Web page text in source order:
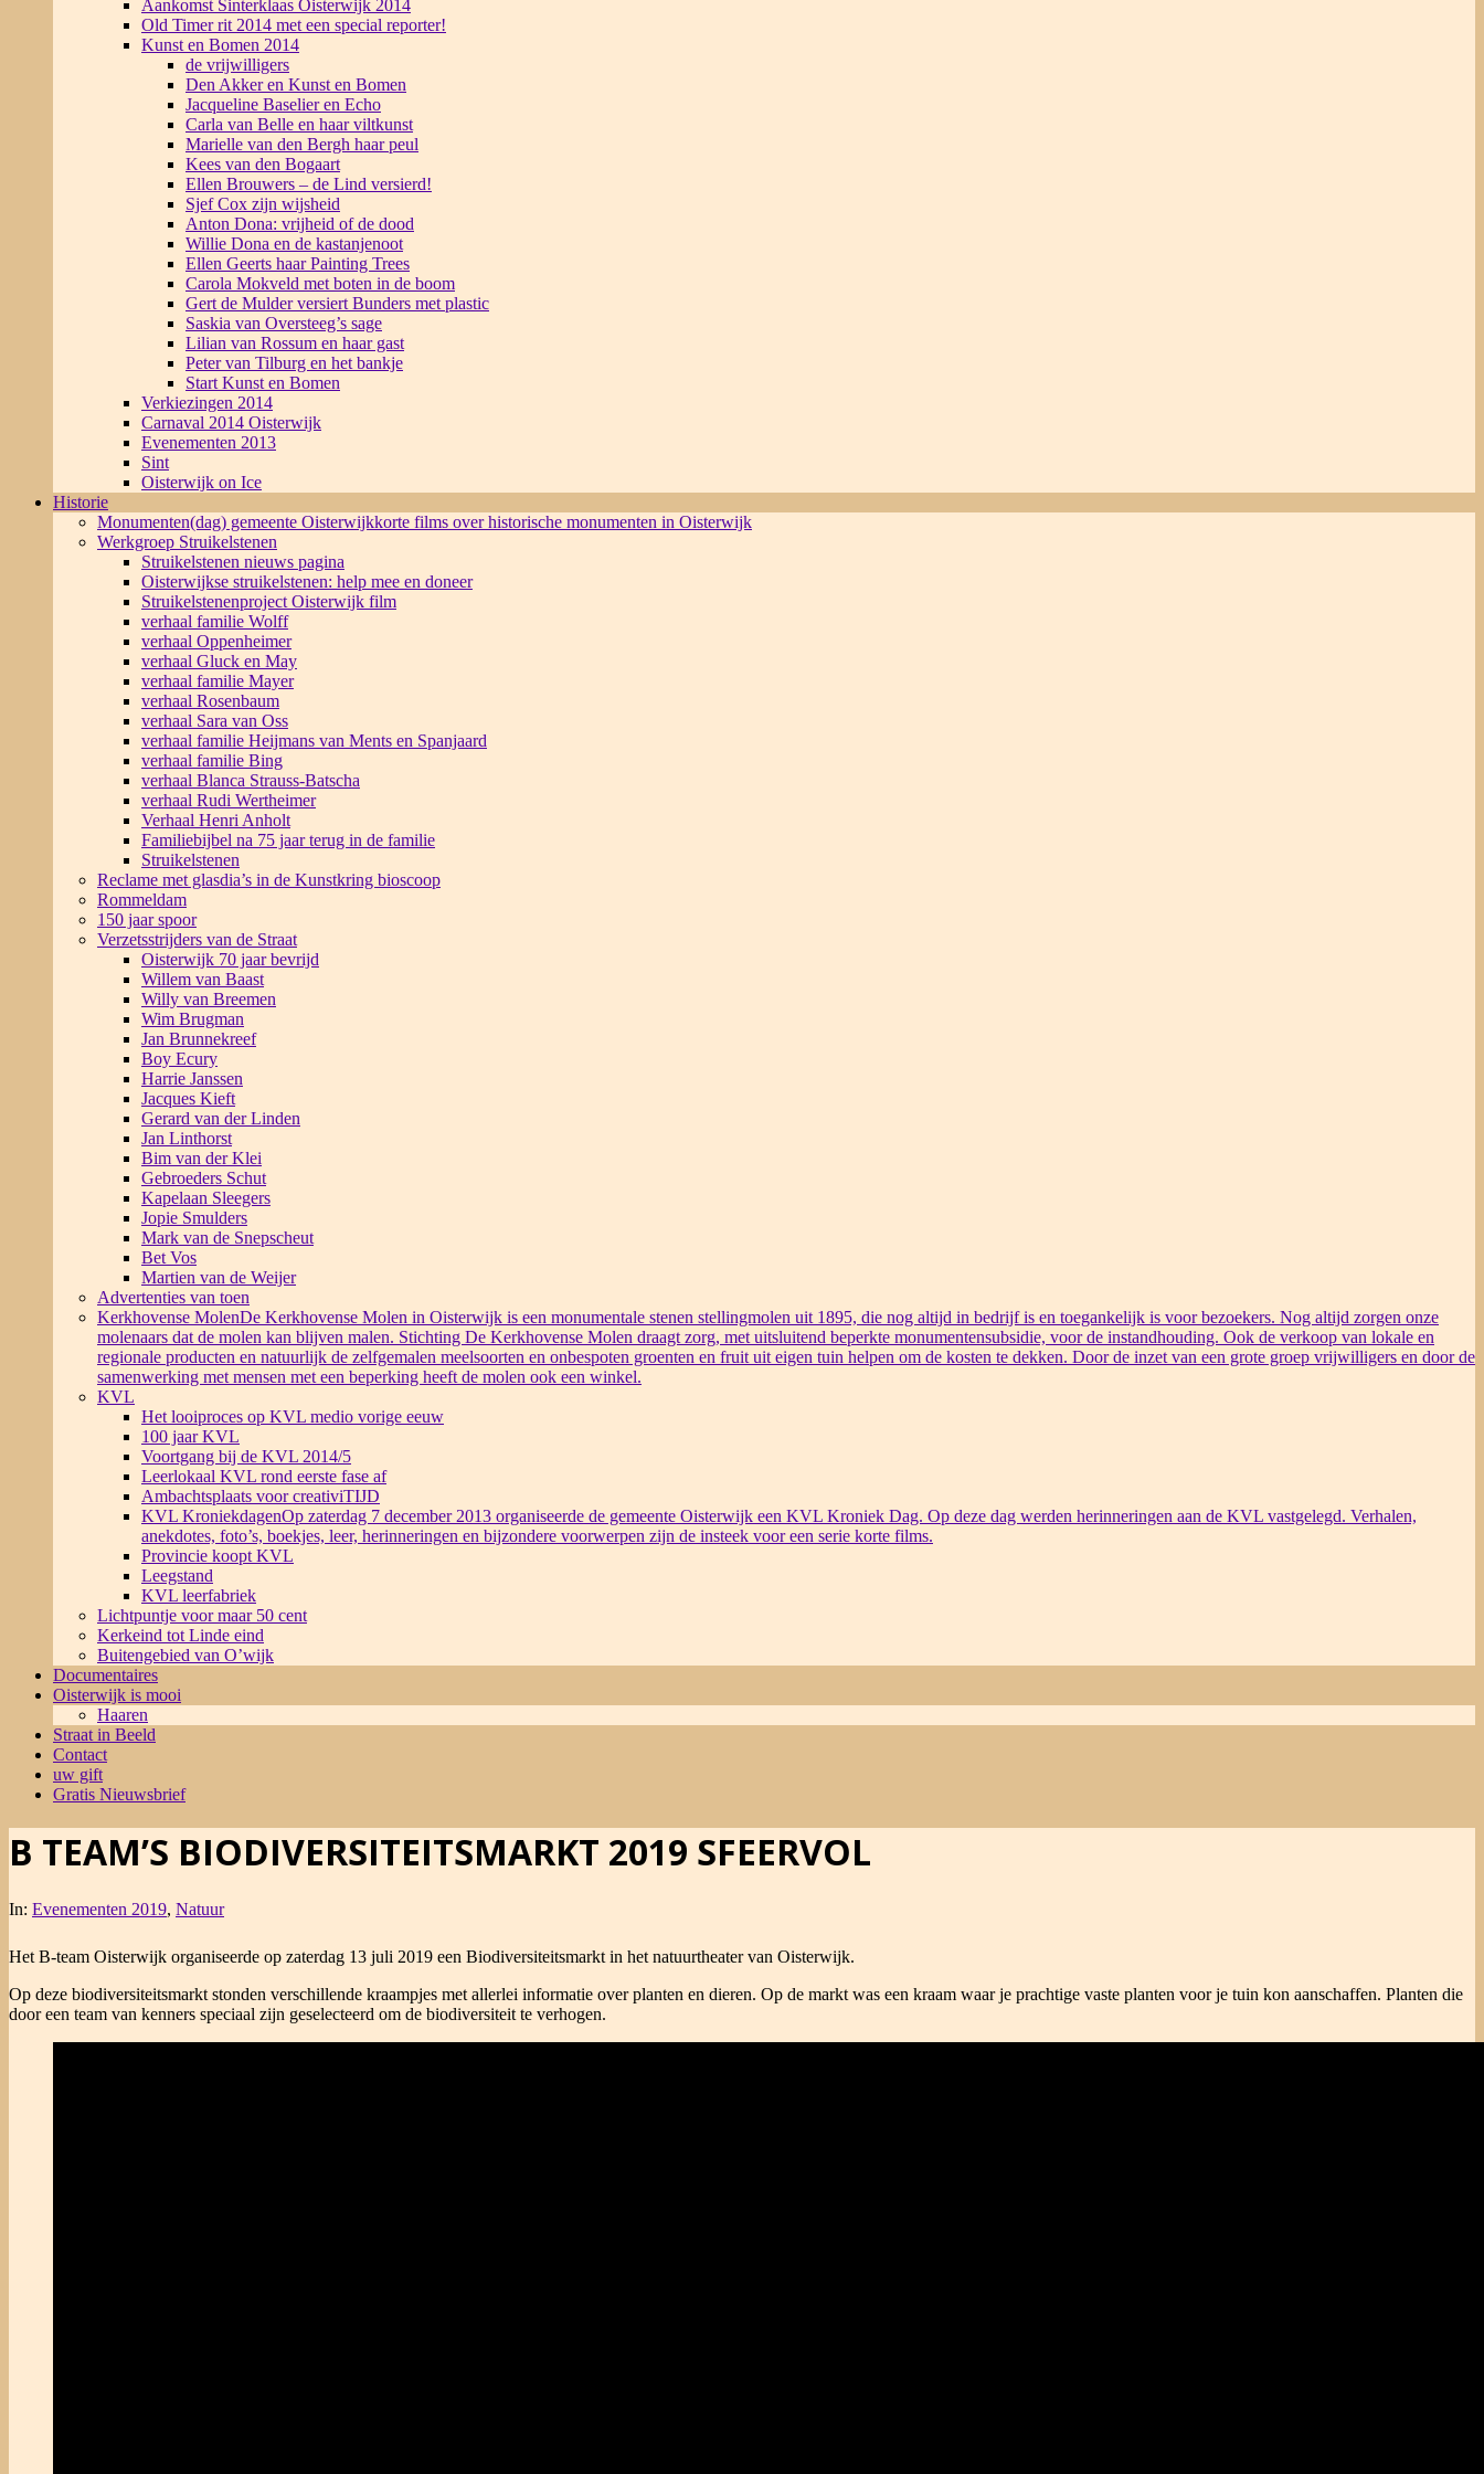
Aankomst Sinterklaas Oisterwijk 2014
Old Timer rit 2014 met een special reporter!
Kunst en Bomen 2014
de vrijwilligers
Den Akker en Kunst en Bomen
Jacqueline Baselier en Echo
Carla van Belle en haar viltkunst
Marielle van den Bergh haar peul
Kees van den Bogaart
Ellen Brouwers – de Lind versierd!
Sjef Cox zijn wijsheid
Anton Dona: vrijheid of de dood
Willie Dona en de kastanjenoot
Ellen Geerts haar Painting Trees
Carola Mokveld met boten in de boom
Gert de Mulder versiert Bunders met plastic
Saskia van Oversteeg’s sage
Lilian van Rossum en haar gast
Peter van Tilburg en het bankje
Start Kunst en Bomen
Verkiezingen 2014
Carnaval 2014 Oisterwijk
Evenementen 2013
Sint
Oisterwijk on Ice
Historie
Monumenten(dag) gemeente Oisterwijkkorte films over historische monumenten in Oisterwijk
Werkgroep Struikelstenen
Struikelstenen nieuws pagina
Oisterwijkse struikelstenen: help mee en doneer
Struikelstenenproject Oisterwijk film
verhaal familie Wolff
verhaal Oppenheimer
verhaal Gluck en May
verhaal familie Mayer
verhaal Rosenbaum
verhaal Sara van Oss
verhaal familie Heijmans van Ments en Spanjaard
verhaal familie Bing
verhaal Blanca Strauss-Batscha
verhaal Rudi Wertheimer
Verhaal Henri Anholt
Familiebijbel na 75 jaar terug in de familie
Struikelstenen
Reclame met glasdia’s in de Kunstkring bioscoop
Rommeldam
150 jaar spoor
Verzetsstrijders van de Straat
Oisterwijk 70 jaar bevrijd
Willem van Baast
Willy van Breemen
Wim Brugman
Jan Brunnekreef
Boy Ecury
Harrie Janssen
Jacques Kieft
Gerard van der Linden
Jan Linthorst
Bim van der Klei
Gebroeders Schut
Kapelaan Sleegers
Jopie Smulders
Mark van de Snepscheut
Bet Vos
Martien van de Weijer
Advertenties van toen
Kerkhovense MolenDe Kerkhovense Molen in Oisterwijk is een monumentale stenen stellingmolen uit 1895, die nog altijd in bedrijf is en toegankelijk is voor bezoekers. Nog altijd zorgen onze
molenaars dat de molen kan blijven malen. Stichting De Kerkhovense Molen draagt zorg, met uitsluitend beperkte monumentensubsidie, voor de instandhouding. Ook de verkoop van lokale en
regionale producten en natuurlijk de zelfgemalen meelsoorten en onbespoten groenten en fruit uit eigen tuin helpen om de kosten te dekken. Door de inzet van een grote groep vrijwilligers en door de
samenwerking met mensen met een beperking heeft de molen ook een winkel.
KVL
Het looiproces op KVL medio vorige eeuw
100 jaar KVL
Voortgang bij de KVL 2014/5
Leerlokaal KVL rond eerste fase af
Ambachtsplaats voor creativiTIJD
KVL KroniekdagenOp zaterdag 7 december 2013 organiseerde de gemeente Oisterwijk een KVL Kroniek Dag. Op deze dag werden herinneringen aan de KVL vastgelegd. Verhalen,
anekdotes, foto’s, boekjes, leer, herinneringen en bijzondere voorwerpen zijn de insteek voor een serie korte films.
Provincie koopt KVL
Leegstand
KVL leerfabriek
Lichtpuntje voor maar 50 cent
Kerkeind tot Linde eind
Buitengebied van O’wijk
Documentaires
Oisterwijk is mooi
Haaren
Straat in Beeld
Contact
uw gift
Gratis Nieuwsbrief
B TEAM’S BIODIVERSITEITSMARKT 2019 SFEERVOL
In: Evenementen 2019, Natuur
Het B-team Oisterwijk organiseerde op zaterdag 13 juli 2019 een Biodiversiteitsmarkt in het natuurtheater van Oisterwijk.
Op deze biodiversiteitsmarkt stonden verschillende kraampjes met allerlei informatie over planten en dieren. Op de markt was een kraam waar je prachtige vaste planten voor je tuin kon aanschaffen. Planten die
door een team van kenners speciaal zijn geselecteerd om de biodiversiteit te verhogen.